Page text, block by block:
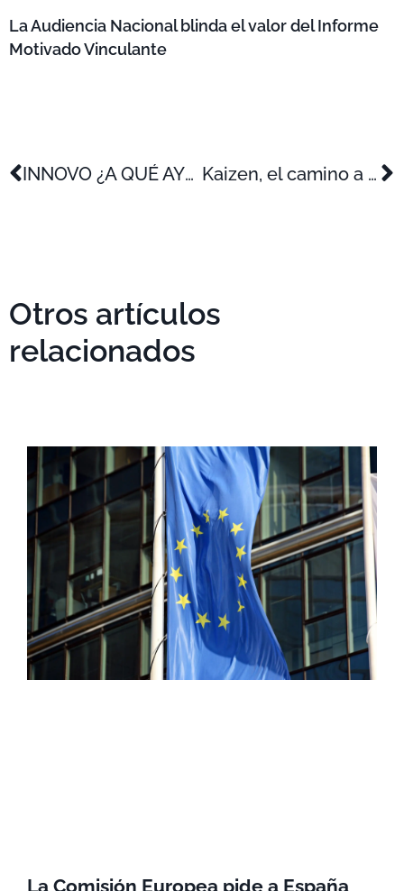
La Audiencia Nacional blinda el valor del Informe
Motivado Vinculante
INNOVO ¿A QUÉ AYUDAS PUEDO ACCEDER? Kaizen, el camino a la excelencia
Otros artículos
relacionados
La Comisión Europea pide a España